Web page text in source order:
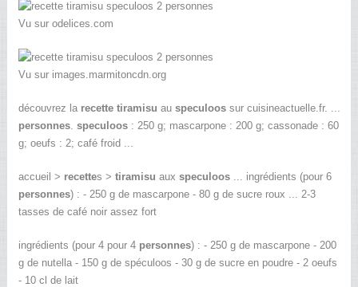
Vu sur odelices.com
Vu sur images.marmitoncdn.org
découvrez la recette tiramisu au speculoossur cuisineactuelle.fr. ...
personnes. speculoos: 250 g; mascarpone : 200 g; cassonade : 60
g; oeufs : 2; café froid ...
accueil > recettes > tiramisu aux speculoos... ingrédients (pour 6
personnes) : - 250 g de mascarpone - 80 g de sucre roux ... 2-3
tasses de café noir assez fort
ingrédients (pour 4 pour 4 personnes) : - 250 g de mascarpone - 200
g de nutella - 150 g de spéculoos - 30 g de sucre en poudre - 2 oeufs
- 10 cl de lait